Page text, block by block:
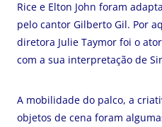
Rice e Elton John foram
pelo cantor Gilberto Gil. Por
diretora Julie Taymor foi o
com a sua interpretação de
A mobilidade do palco, a
objetos de cena foram